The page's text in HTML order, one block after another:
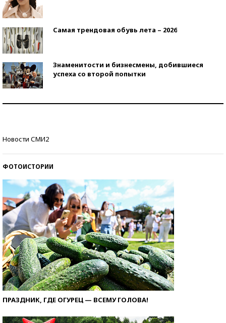
Самая трендовая обувь лета – 2026
Знаменитости и бизнесмены, добившиеся
успеха со второй попытки
Новости СМИ2
ФОТОИСТОРИИ
ПРАЗДНИК, ГДЕ ОГУРЕЦ — ВСЕМУ ГОЛОВА!